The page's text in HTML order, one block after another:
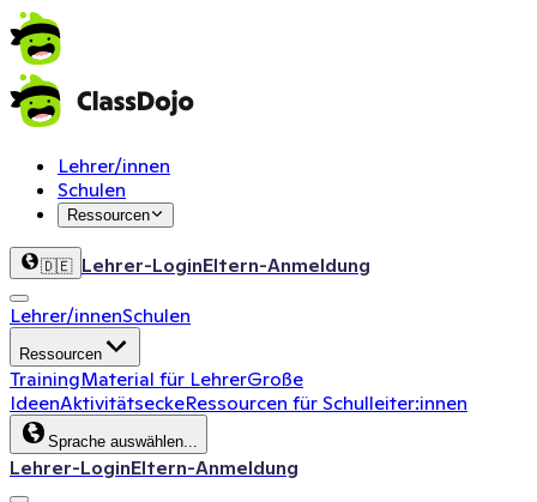
Lehrer/innen
Schulen
Ressourcen
🇩🇪 Lehrer-LoginEltern-Anmeldung
Lehrer/innenSchulen
Ressourcen
TrainingMaterial für LehrerGroße
IdeenAktivitätseckeRessourcen für Schulleiter:innen
Sprache auswählen...
Lehrer-LoginEltern-Anmeldung